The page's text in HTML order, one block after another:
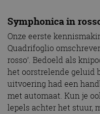
Symphonica in
Onze eerste
Quadrifoglio
rosso’. Bedoeld als
het oorstrelende geluid
uitvoering had een
met automaat. Kun je
lepels achter het stuur,